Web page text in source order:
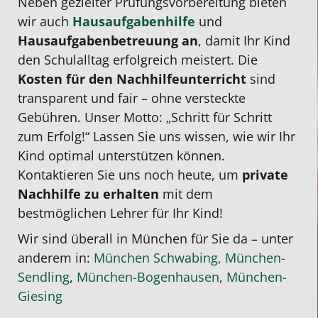
verbessert
und
das
Wichtigste:
er
hat
wieder
Spaß
an
Mathe
gewonnen!
einen
um
zwei
Noten
verbessert.
professionelle
Nachhilfe.
wir auch Hausaufgabenhilfe und
Hausaufgabenbetreuung an, damit Ihr Kind
den Schulalltag erfolgreich meistert. Die
Kosten für den Nachhilfeunterricht sind
transparent und fair – ohne versteckte
Gebühren. Unser Motto: „Schritt für Schritt
zum Erfolg!“ Lassen Sie uns wissen, wie wir Ihr
Kind optimal unterstützen können.
Kontaktieren Sie uns noch heute, um private
Nachhilfe zu erhalten mit dem
bestmöglichen Lehrer für Ihr Kind!
Wir sind überall in München für Sie da – unter
anderem in: München Schwabing, München-
Sendling, München-Bogenhausen, München-
Giesing